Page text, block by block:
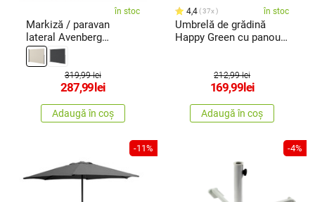
în stoc
Markiză / paravan
lateral Avenberg
Roxane, bej,bej
319,99 lei
287,99 lei
Adaugă în coș
4,4 37x în stoc
Umbrelă de grădină
Happy Green cu panou,
212,99 lei
169,99 lei
Adaugă în coș
-11% -4%